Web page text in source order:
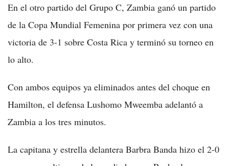
En el otro partido del Grupo C, Zambia ganó un partido
de la Copa Mundial Femenina por primera vez con una
victoria de 3-1 sobre Costa Rica y terminó su torneo en
lo alto.
Con ambos equipos ya eliminados antes del choque en
Hamilton, el defensa Lushomo Mweemba adelantó a
Zambia a los tres minutos.
La capitana y estrella delantera Barbra Banda hizo el 2-0